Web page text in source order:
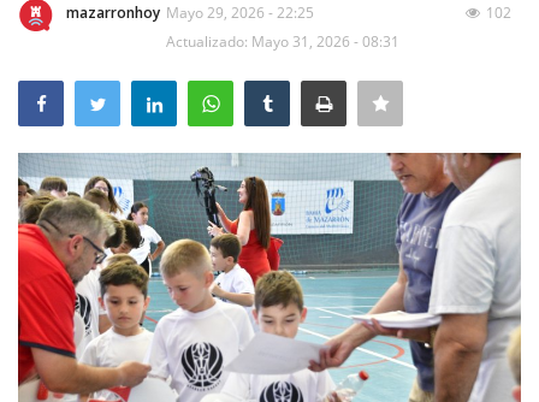
Mazarrón Hoy
Entrevistas
Reportajes
Empresas
Mapa de Mazarrón
mazarronhoy Mayo 29, 2026 - 22:25
Actualizado: Mayo 31, 2026 - 08:31
102